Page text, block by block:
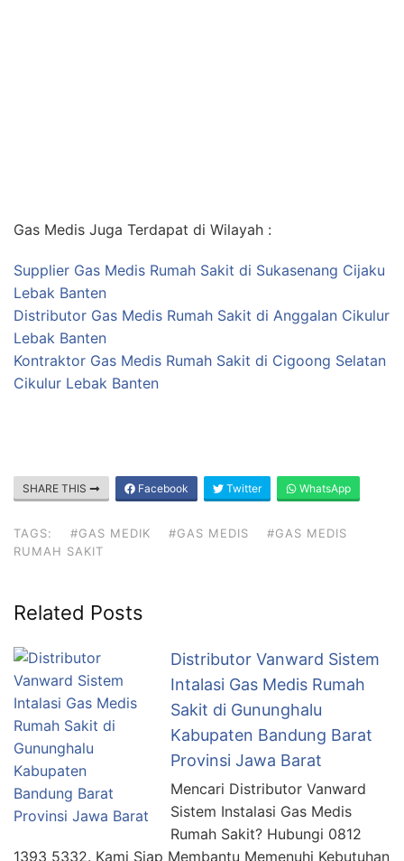
Gas Medis Juga Terdapat di Wilayah :
Supplier Gas Medis Rumah Sakit di Sukasenang Cijaku
Lebak Banten
Distributor Gas Medis Rumah Sakit di Anggalan Cikulur
Lebak Banten
Kontraktor Gas Medis Rumah Sakit di Cigoong Selatan
Cikulur Lebak Banten
SHARE THIS Facebook Twitter WhatsApp
TAGS: #GAS MEDIK #GAS MEDIS
#GAS MEDIS
RUMAH SAKIT
Related Posts
Distributor Vanward Sistem
Intalasi Gas Medis Rumah
Sakit di Gununghalu
Kabupaten Bandung Barat
Provinsi Jawa Barat
Mencari Distributor Vanward
Sistem Instalasi Gas Medis
Rumah Sakit? Hubungi 0812
1393 5332. Kami Siap Membantu Memenuhi Kebutuhan